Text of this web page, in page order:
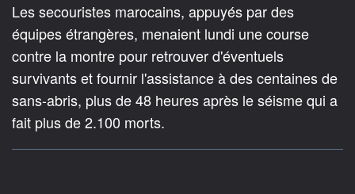
Les secouristes marocains, appuyés par des
équipes étrangères, menaient lundi une course
contre la montre pour retrouver d'éventuels
survivants et fournir l'assistance à des centaines de
sans-abris, plus de 48 heures après le séisme qui a
fait plus de 2.100 morts.